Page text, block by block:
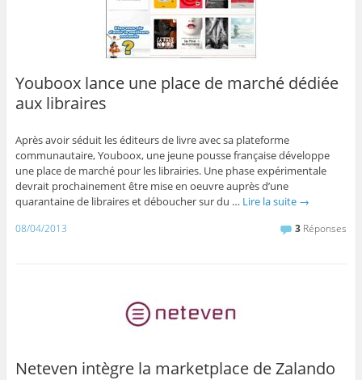
Youboox lance une place de marché dédiée
aux libraires
Après avoir séduit les éditeurs de livre avec sa plateforme
communautaire, Youboox, une jeune pousse française développe
une place de marché pour les librairies. Une phase expérimentale
devrait prochainement être mise en oeuvre auprès d’une
quarantaine de libraires et déboucher sur du … Lire la suite →
08/04/2013 3 Réponses
Neteven intègre la marketplace de Zalando